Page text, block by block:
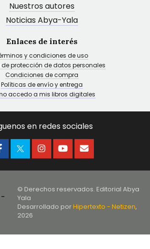
Nuestros autores
Noticias Abya-Yala
Enlaces de interés
y condiciones de uso
de protección de datos personales
Condiciones de compra
Políticas de envío y entrega
accedo a mis libros digitales
en redes sociales
© Derechos reservados. Editorial Abya
Yala
Desarrollado porHipertexto - Netizen,
2026